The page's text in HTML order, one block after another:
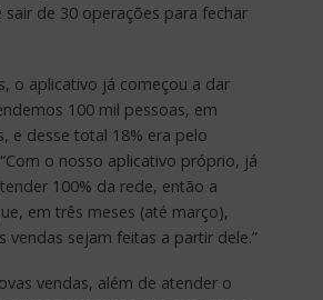
sair de 30 operações para fechar
o aplicativo já começou a dar
100 mil pessoas, em
e desse total 18% era pelo
o nosso aplicativo próprio, já
100% da rede, então a
em três meses (até março),
vendas sejam feitas a partir dele.”
vendas, além de atender o